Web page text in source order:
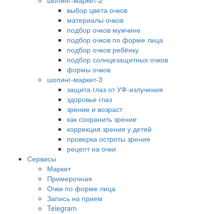
выбор цвета очков
материалы очков
подбор очков мужчине
подбор очков по форме лица
подбор очков ребёнку
подбор солнцезащитных очков
формы очков
шопинг-маркет-3
защита глаз от УФ-излучения
здоровье глаз
зрение и возраст
как сохранить зрение
коррекция зрения у детей
проверка остроты зрения
рецепт на очки
Сервисы
Маркет
Примерочная
Очки по форме лица
Запись на прием
Telegram